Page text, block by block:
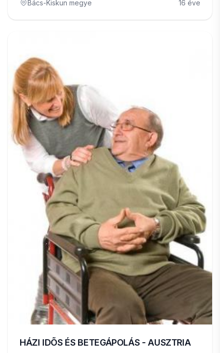
Bács-Kiskun megye 16 éve
HÁZI IDÕS ÉS BETEGÁPOLÁS - AUSZTRIA